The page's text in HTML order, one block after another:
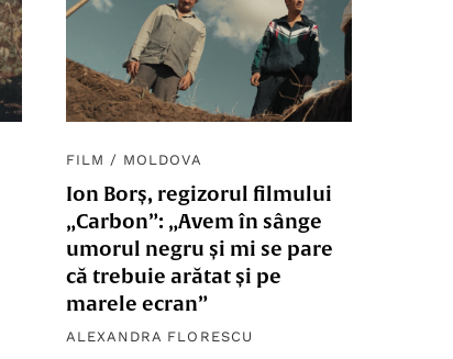
FILM / MOLDOVA
Ion Borș, regizorul filmului
„Carbon”: „Avem în sânge
umorul negru și mi se pare
că trebuie arătat și pe
marele ecran”
ALEXANDRA FLORESCU